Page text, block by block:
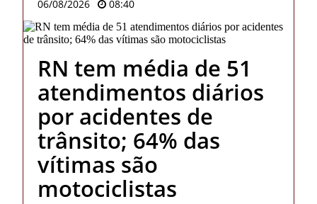
06/08/2026 08:40
RN tem média de 51
atendimentos diários
por acidentes de
trânsito; 64% das
vítimas são
motociclistas